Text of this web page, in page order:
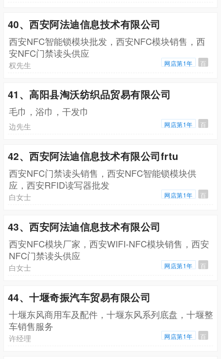
40、西安阿法迪信息技术有限公司
西安NFC智能锁模块批发，西安NFC模块销售，西
安NFC门禁读头供应
权先生 网店第1年 百
41、高阳县淘沃纺织品贸易有限公司
毛巾，浴巾，干发巾
边先生 网店第1年 百
42、西安阿法迪信息技术有限公司frtu
西安NFC门禁读头销售，西安NFC智能锁模块供
应，西安RFID读写器批发
白女士 网店第1年 百
43、西安阿法迪信息技术有限公司
西安NFC模块厂家，西安WIFI-NFC模块销售，西安
NFC门禁读头供应
白女士 网店第1年 百
44、十堰奇振汽车贸易有限公司
十堰东风商用车及配件，十堰东风系列底盘，十堰整
车销售服务
许经理 网店第1年 百